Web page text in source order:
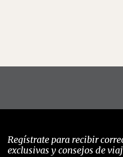
Regístrate para recibir
exclusivas y consejos de